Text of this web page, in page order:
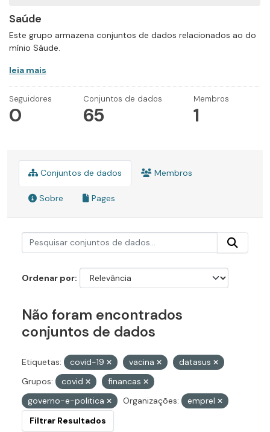
Saúde
Este grupo armazena conjuntos de dados relacionados ao do
mínio Sáude.
leia mais
Seguidores
0
Conjuntos de dados
65
Membros
1
Conjuntos de dados Membros
Sobre Pages
Ordenar por
Não foram encontrados
conjuntos de dados
Etiquetas: covid-19 vacina
datasus
Grupos:
covid
financas
governo-e-politica
Organizações:
emprel
Filtrar Resultados